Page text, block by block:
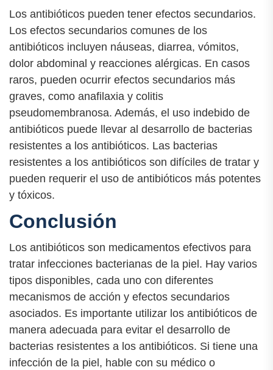
Los antibióticos pueden tener efectos secundarios.
Los efectos secundarios comunes de los
antibióticos incluyen náuseas, diarrea, vómitos,
dolor abdominal y reacciones alérgicas. En casos
raros, pueden ocurrir efectos secundarios más
graves, como anafilaxia y colitis
pseudomembranosa. Además, el uso indebido de
antibióticos puede llevar al desarrollo de bacterias
resistentes a los antibióticos. Las bacterias
resistentes a los antibióticos son difíciles de tratar y
pueden requerir el uso de antibióticos más potentes
y tóxicos.
Conclusión
Los antibióticos son medicamentos efectivos para
tratar infecciones bacterianas de la piel. Hay varios
tipos disponibles, cada uno con diferentes
mecanismos de acción y efectos secundarios
asociados. Es importante utilizar los antibióticos de
manera adecuada para evitar el desarrollo de
bacterias resistentes a los antibióticos. Si tiene una
infección de la piel, hable con su médico o